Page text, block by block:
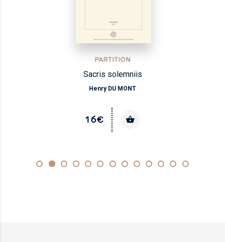
PARTITION
Sacris solemniis
Henry DU MONT
16€